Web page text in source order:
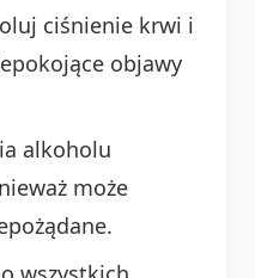
ciśnienie krwi i
objawy
alkoholu
może